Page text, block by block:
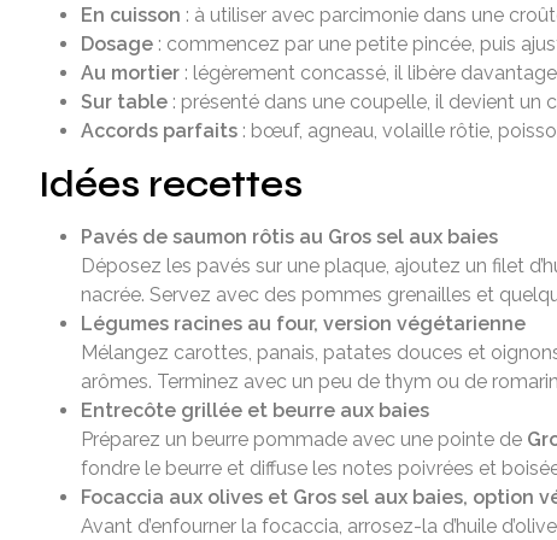
En cuisson : à utiliser avec parcimonie dans une
Dosage : commencez par une petite pincée, puis
Au mortier : légèrement concassé, il libère
Sur table : présenté dans une coupelle, il devient
Accords parfaits : bœuf, agneau, volaille rôtie,
Idées recettes
Pavés de saumon rôtis au Gros sel aux baies
Déposez les pavés sur une plaque, ajoutez un filet
nacrée. Servez avec des pommes grenailles et
Légumes racines au four, version végétarienne
Mélangez carottes, panais, patates douces et
arômes. Terminez avec un peu de thym ou de
Entrecôte grillée et beurre aux baies
Préparez un beurre pommade avec une pointe de
fondre le beurre et diffuse les notes poivrées et
Focaccia aux olives et Gros sel aux baies, option
Avant d’enfourner la focaccia, arrosez-la d’huile